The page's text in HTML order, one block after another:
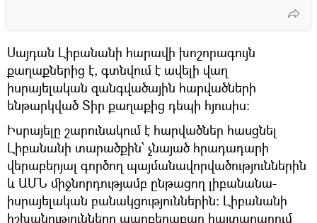
Սայդան Լիբանանի հարավի խոշորագույն
քաղաքներից է, գտնվում է ավելի վաղ
իսրայելական զանգվածային հարվածների
ենթարկված Տիր քաղաքից դեպի հյուսիս։
Իսրայելը շարունակում է հարվածներ հասցնել
Լիբանանի տարածքին՝ չնայած հրադադարի
վերաբերյալ գործող պայմանավորվածություններին
և ԱՄՆ միջնորդությամբ ընթացող լիբանանա-
իսրայելական բանակցություններին։ Լիբանանի
իշխանությունները պարբերաբար հայտարարում